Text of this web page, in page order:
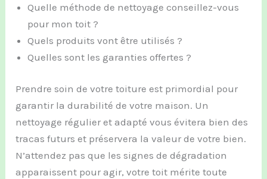
Quelle méthode de nettoyage conseillez-vous
pour mon toit ?
Quels produits vont être utilisés ?
Quelles sont les garanties offertes ?
Prendre soin de votre toiture est primordial pour
garantir la durabilité de votre maison. Un
nettoyage régulier et adapté vous évitera bien des
tracas futurs et préservera la valeur de votre bien.
N’attendez pas que les signes de dégradation
apparaissent pour agir, votre toit mérite toute